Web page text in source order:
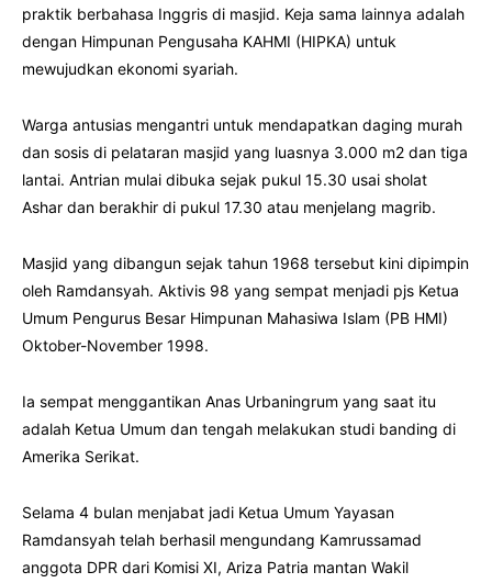
praktik berbahasa Inggris di masjid. Keja sama lainnya adalah
dengan Himpunan Pengusaha KAHMI (HIPKA) untuk
mewujudkan ekonomi syariah.
Warga antusias mengantri untuk mendapatkan daging murah
dan sosis di pelataran masjid yang luasnya 3.000 m2 dan tiga
lantai. Antrian mulai dibuka sejak pukul 15.30 usai sholat
Ashar dan berakhir di pukul 17.30 atau menjelang magrib.
Masjid yang dibangun sejak tahun 1968 tersebut kini dipimpin
oleh Ramdansyah. Aktivis 98 yang sempat menjadi pjs Ketua
Umum Pengurus Besar Himpunan Mahasiwa Islam (PB HMI)
Oktober-November 1998.
Ia sempat menggantikan Anas Urbaningrum yang saat itu
adalah Ketua Umum dan tengah melakukan studi banding di
Amerika Serikat.
Selama 4 bulan menjabat jadi Ketua Umum Yayasan
Ramdansyah telah berhasil mengundang Kamrussamad
anggota DPR dari Komisi XI, Ariza Patria mantan Wakil